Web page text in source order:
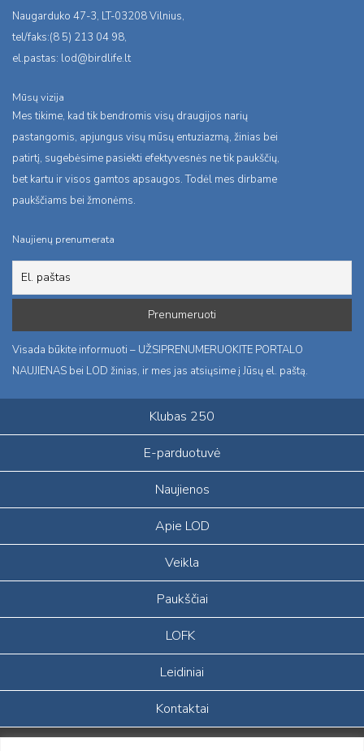
Naugarduko 47-3, LT-03208 Vilnius,
tel/faks:(8 5) 213 04 98,
el.pastas: lod@birdlife.lt
Mūsų vizija
Mes tikime, kad tik bendromis visų draugijos narių
pastangomis, apjungus visų mūsų entuziazmą, žinias bei
patirtį, sugebėsime pasiekti efektyvesnės ne tik paukščių,
bet kartu ir visos gamtos apsaugos. Todėl mes dirbame
paukščiams bei žmonėms.
Naujienų prenumerata
Visada būkite informuoti – UŽSIPRENUMERUOKITE PORTALO
NAUJIENAS bei LOD žinias, ir mes jas atsiųsime į Jūsų el. paštą.
Klubas 250
E-parduotuvė
Naujienos
Apie LOD
Veikla
Paukščiai
LOFK
Leidiniai
Kontaktai